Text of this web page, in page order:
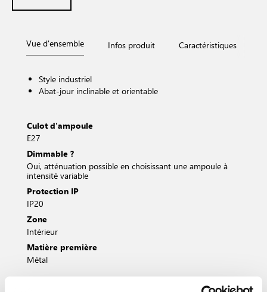
Vue d'ensemble Infos produit Caractéristiques
Style industriel
Abat-jour inclinable et orientable
Culot d'ampoule
E27
Dimmable ?
Oui, atténuation possible en choisissant une ampoule à
intensité variable
Protection IP
IP20
Zone
Intérieur
Matière première
Métal